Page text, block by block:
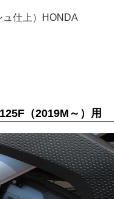
ュ仕上）HONDA
（2019M～）用